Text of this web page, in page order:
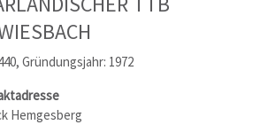
Gründungsjahr: 1972
Hemgesberg